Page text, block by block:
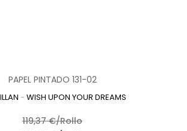
PAPEL PINTADO 131-02
- WISH UPON YOUR DREAMS
119,37 €/Rollo